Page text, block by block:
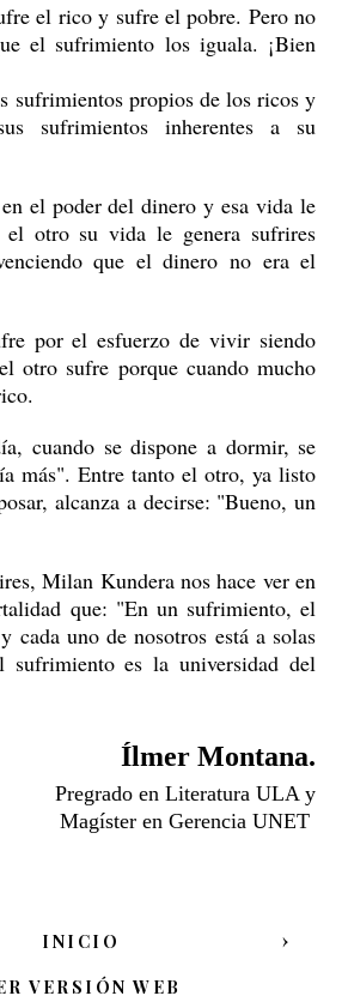
el rico y sufre el pobre. Pero no
el sufrimiento los iguala. ¡Bien
sufrimientos propios de los ricos y
sufrimientos inherentes a su
el poder del dinero y esa vida le
el otro su vida le genera sufrires
que el dinero no era el
por el esfuerzo de vivir siendo
otro sufre porque cuando mucho
cuando se dispone a dormir, se
más". Entre tanto el otro, ya listo
alcanza a decirse: "Bueno, un
Milan Kundera nos hace ver en
que: "En un sufrimiento, el
cada uno de nosotros está a solas
sufrimiento es la universidad del
Ílmer Montana.
Pregrado en Literatura ULA y
Magíster en Gerencia UNET
›
INICIO
VERSIÓN WEB